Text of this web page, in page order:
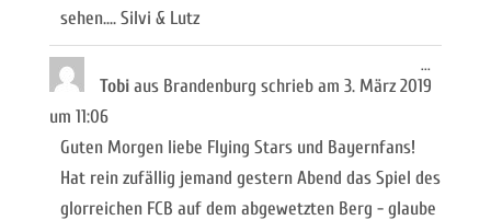
sehen.... Silvi & Lutz
Tobi aus Brandenburg schrieb am 3. März 2019
um 11:06
Guten Morgen liebe Flying Stars und Bayernfans!
Hat rein zufällig jemand gestern Abend das Spiel des
glorreichen FCB auf dem abgewetzten Berg - glaube
...
Metabox